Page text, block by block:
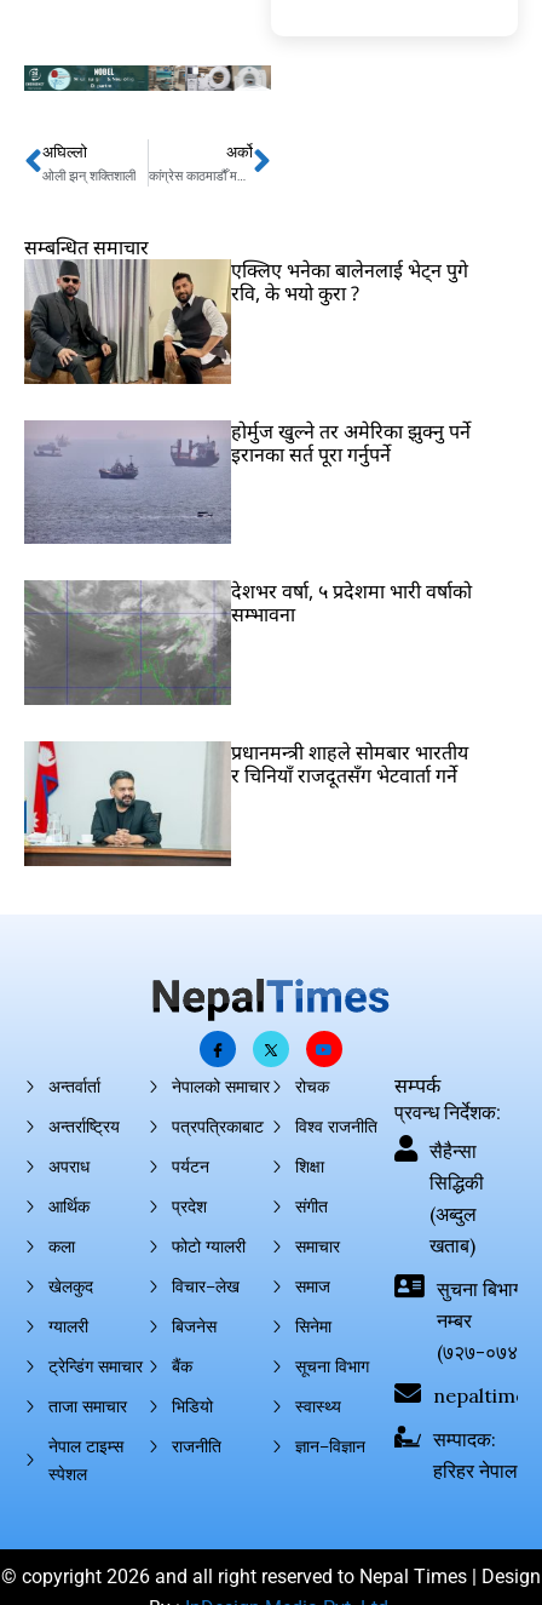
Prev
अघिल्लो
ओली झन् शक्तिशाली
अर्को
कांग्रेस काठमाडौँ महानगरपालिकाको सभापतिमा शाक्य विजयी Next
सम्बन्धित समाचार
एक्लिए भनेका बालेनलाई भेट्न पुगे
रवि, के भयो कुरा ?
होर्मुज खुल्ने तर अमेरिका झुक्नु पर्ने
इरानका सर्त पूरा गर्नुपर्ने
देशभर वर्षा, ५ प्रदेशमा भारी वर्षाको
सम्भावना
प्रधानमन्त्री शाहले सोमबार भारतीय
र चिनियाँ राजदूतसँग भेटवार्ता गर्ने
अन्तर्वार्ता
अन्तर्राष्ट्रिय
अपराध
आर्थिक
कला
खेलकुद
ग्यालरी
ट्रेन्डिंग समाचार
ताजा समाचार
नेपाल टाइम्स
स्पेशल
नेपालको समाचार
पत्रपत्रिकाबाट
पर्यटन
प्रदेश
फोटो ग्यालरी
विचार–लेख
बिजनेस
बैंक
भिडियो
राजनीति
रोचक
विश्व राजनीति
शिक्षा
संगीत
समाचार
समाज
सिनेमा
सूचना विभाग
स्वास्थ्य
ज्ञान–विज्ञान
सम्पर्क
प्रवन्ध निर्देशक:
सैहैन्सा
सिद्धिकी
(अब्दुल
खताब)
सुचना बिभाग
नम्बर
(७२७-०७४-
सम्पादक:
हरिहर नेपाल
© copyright 2026 and all right reserved to Nepal Times | Design